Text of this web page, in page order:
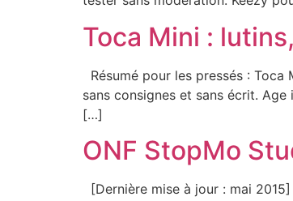
Toca Mini :
Résumé pour les pressés :
sans consignes et sans écrit.
[…]
ONF StopMo
[Dernière mise à jour : mai